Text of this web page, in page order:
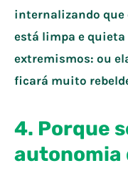
internalizando que
está limpa e quieta
extremismos: ou
ficará muito
4. Porque
autonomia